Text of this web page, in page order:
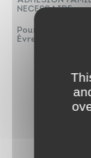
NECESSAIRE
Pour plus
Èvre et Mauges